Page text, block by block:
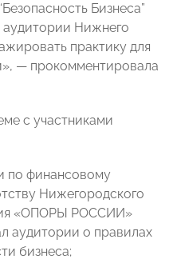
Бизнеса”
аудитории Нижнего
практику для
— прокомментировала
с участниками
по финансовому
Нижегородского
«ОПОРЫ РОССИИ»
аудитории о правилах
бизнеса;